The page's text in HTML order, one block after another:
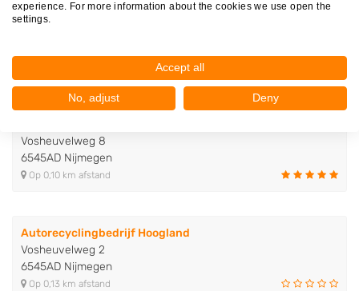
Autosloperij Alex Van Alles Wat
Vosheuvelweg 8
6545AD Nijmegen
Op 0,10 km afstand
Autorecyclingbedrijf Hoogland
Vosheuvelweg 2
6545AD Nijmegen
Op 0,13 km afstand
experience. For more information about the cookies we use open the
settings.
Accept all
No, adjust Deny